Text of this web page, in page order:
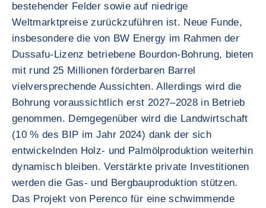
bestehender Felder sowie auf niedrige
Weltmarktpreise zurückzuführen ist. Neue Funde,
insbesondere die von BW Energy im Rahmen der
Dussafu-Lizenz betriebene Bourdon-Bohrung, bieten
mit rund 25 Millionen förderbaren Barrel
vielversprechende Aussichten. Allerdings wird die
Bohrung voraussichtlich erst 2027–2028 in Betrieb
genommen. Demgegenüber wird die Landwirtschaft
(10 % des BIP im Jahr 2024) dank der sich
entwickelnden Holz- und Palmölproduktion weiterhin
dynamisch bleiben. Verstärkte private Investitionen
werden die Gas- und Bergbauproduktion stützen.
Das Projekt von Perenco für eine schwimmende